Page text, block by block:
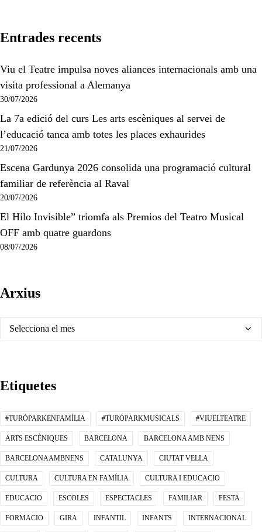
Entrades recents
Viu el Teatre impulsa noves aliances internacionals amb una
visita professional a Alemanya
30/07/2026
La 7a edició del curs Les arts escèniques al servei de
l’educació tanca amb totes les places exhaurides
21/07/2026
Escena Gardunya 2026 consolida una programació cultural
familiar de referència al Raval
20/07/2026
El Hilo Invisible” triomfa als Premios del Teatro Musical
OFF amb quatre guardons
08/07/2026
Arxius
Arxius
Etiquetes
#TURÓPARKENFAMÍLIA #TURÓPARKMUSICALS #VIUELTEATRE
ARTS ESCÈNIQUES BARCELONA BARCELONA AMB NENS
BARCELONAAMBNENS CATALUNYA CIUTAT VELLA
CULTURA CULTURA EN FAMÍLIA CULTURA I EDUCACIO
EDUCACIO ESCOLES ESPECTACLES FAMILIAR FESTA
FORMACIO GIRA INFANTIL INFANTS INTERNACIONAL